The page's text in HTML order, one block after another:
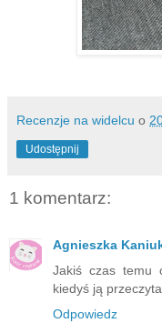
Recenzje na widelcu o
Udostępnij
1 komentarz:
Agnieszka
Jakiś czas temu
kiedyś ją
Odpowiedz